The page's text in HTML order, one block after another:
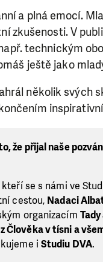
a plná emocí.
zkušenosti. V
technickým
ještě jako
několik svých
že přijal naše
se s námi ve
cestou, Nadaci
organizacím
Člověka v tísni a
i Studiu DVA.